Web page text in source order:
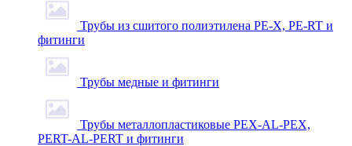
Трубы из сшитого полиэтилена PE-X, PE-RT и
фитинги
Трубы медные и фитинги
Трубы металлопластиковые PEX-AL-PEX,
PERT-AL-PERT и фитинги